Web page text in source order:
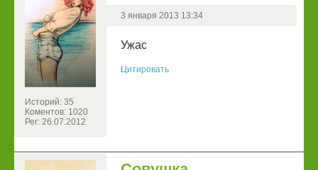
Историй: 35
Коментов: 1020
Рег: 26.07.2012
3 января 2013 13:34
Ужас
Цитировать